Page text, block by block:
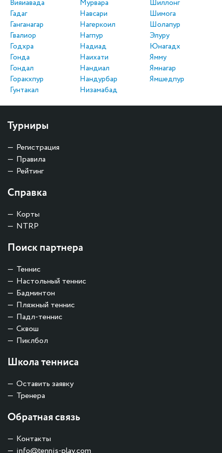
Вияиавада
Гадаг
Ганганагар
Гвалиор
Годхра
Гонда
Гондал
Горакхпур
Гунтакал
Мурвара
Навсари
Нагеркоил
Нагпур
Надиад
Наихати
Нандиал
Нандурбар
Низамабад
Шиллонг
Шимога
Шолапур
Элуру
Юнагадх
Ямму
Ямнагар
Ямшедпур
Турниры
Регистрация
Правила
Рейтинг
Справка
Корты
NTRP
Поиск партнера
Теннис
Настольный теннис
Бадминтон
Пляжный теннис
Падл-теннис
Сквош
Пиклбол
Школа тенниса
Оставить заявку
Тренера
Обратная связь
Контакты